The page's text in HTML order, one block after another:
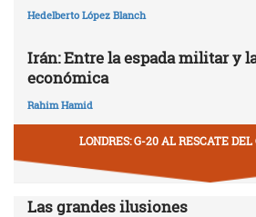
Hedelberto López Blanch
Irán: Entre la espada militar y
económica
Rahim Hamid
LONDRES: G-20 AL RESCATE
Las grandes ilusiones